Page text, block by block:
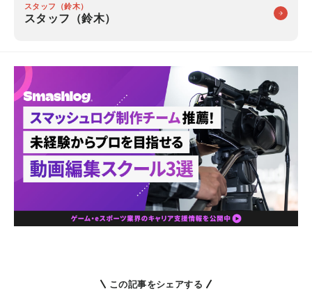
スタッフ（鈴木）
スタッフ（鈴木）
この記事をシェアする